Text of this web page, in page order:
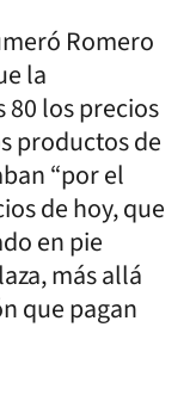
Romero
la
80 los precios
productos de
“por el
de hoy, que
en pie
más allá
que pagan